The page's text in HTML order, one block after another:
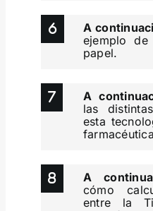
A
ejemplo de
papel.
A
las
esta
A
cómo
entre la